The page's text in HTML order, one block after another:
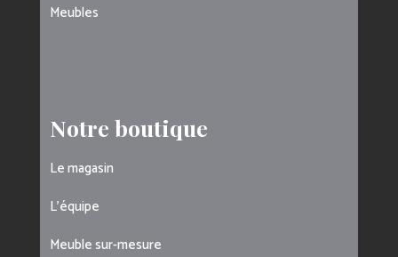
Meubles
Notre boutique
Le magasin
L’équipe
Meuble sur-mesure